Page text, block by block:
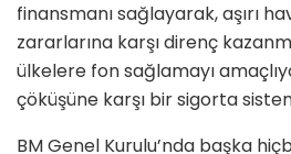
finansmanı sağlayarak, aşırı
zararlarına karşı direnç
ülkelere fon sağlamayı
çöküşüne karşı bir sigorta
BM Genel Kurulu’nda başka